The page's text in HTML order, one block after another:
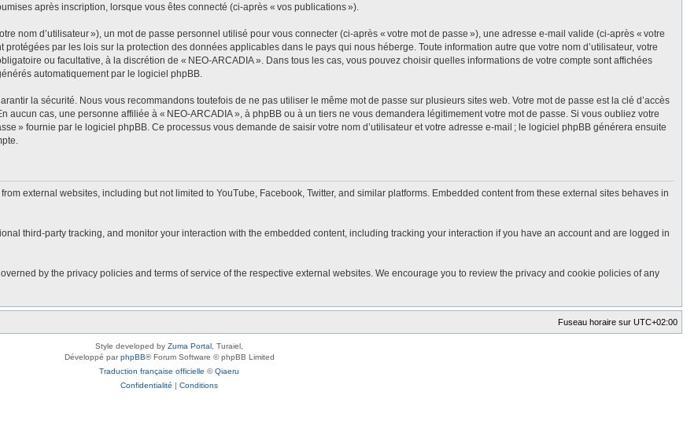
après inscription, lorsque vous êtes connecté (ci-après « vos publications »).
nom d’utilisateur »), un mot de passe personnel utilisé pour vous connecter (ci-après « votre mot de passe »), une adresse e-mail valide (ci-après « votre
par les lois sur la protection des données applicables dans le pays qui nous héberge. Toute information autre que votre nom d’utilisateur, votre
ou facultative, à la discrétion de « NEO-ARCADIA ». Dans tous les cas, vous pouvez choisir quelles informations de votre compte sont affichées
automatiquement par le logiciel phpBB.
la sécurité. Nous vous recommandons toutefois de ne pas utiliser le même mot de passe sur plusieurs sites web. Votre mot de passe est la clé d’accès
aucun cas, une personne affiliée à « NEO-ARCADIA », à phpBB ou à un tiers ne vous demandera légitimement votre mot de passe. Si vous oubliez votre
» fournie par le logiciel phpBB. Ce processus vous demande de saisir votre nom d’utilisateur et votre adresse e-mail ; le logiciel phpBB générera ensuite
external websites, including but not limited to YouTube, Facebook, Twitter, and similar platforms. Embedded content from these external sites behaves in
third-party tracking, and monitor your interaction with the embedded content, including tracking your interaction if you have an account and are logged in
by the privacy policies and terms of service of the respective external websites. We encourage you to review the privacy and cookie policies of any
Fuseau horaire sur UTC+02:00
Style developed by Zuma Portal , Turaiel,
Développé parphpBB® Forum Software © phpBB Limited
Traduction française officielle ©Qiaeru
Confidentialité | Conditions